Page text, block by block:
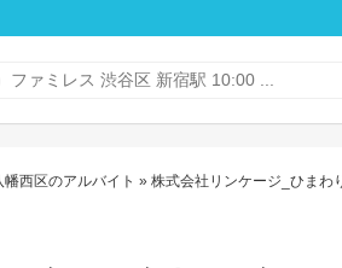
西区のアルバイト » 株式会社リンケージ_ひまわ